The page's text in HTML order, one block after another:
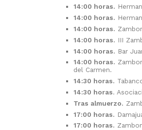
14:00 horas.
14:00 horas.
14:00 horas.
14:00 horas. III
14:00 horas. Bar
14:00 horas.
del Carmen.
14:30 horas.
14:30 horas.
Tras almuerzo.
17:00 horas.
17:00 horas.